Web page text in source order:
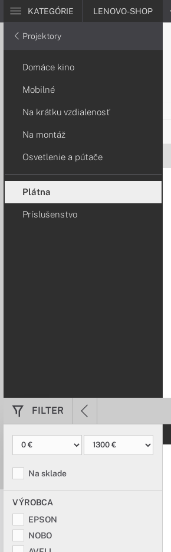
KATEGÓRIE LENOVO-SHOP
Projektory
Domáce kino
Mobilné
Na krátku vzdialenosť
Na montáž
Osvetlenie a pútače
Plátna
Príslušenstvo
FILTER
Na sklade
VÝROBCA
EPSON
NOBO